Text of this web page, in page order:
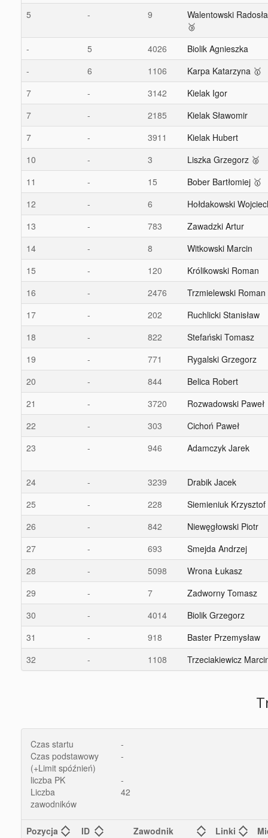
5 - 9
Walentowski
🥉
-
5 4026
Biolik Agnieszka
-
6 1106
Karpa Katarzyna 🥇
7
- 3142
Kielak Igor
7
- 2185
Kielak Sławomir
7
- 3911
Kielak Hubert
10
- 3
Liszka Grzegorz 🥈
11
- 15
Bober Bartłomiej 🥇
12
- 6
Hołdakowski
13
- 783
Zawadzki Artur
14
- 8
Witkowski Marcin
15
- 120
Królikowski Roman
16
- 2476
Trzmielewski Roman
17
- 202
Ruchlicki Stanisław
18
- 822
Stefański Tomasz
19
- 771
Rygalski Grzegorz
20
- 844
Belica Robert
21
- 3720
Rozwadowski Paweł
22
- 303
Cichoń Paweł
23
- 946 Adamczyk Jarek
24 - 3239
Drabik Jacek
25
- 228
Siemieniuk Krzysztof
26
- 842
Niewęgłowski Piotr
27
- 693
Smejda Andrzej
28
- 5098
Wrona Łukasz
29
- 7
Zadworny Tomasz
30
- 4014
Biolik Grzegorz
31
- 918
Baster Przemysław
32
- 1108 Trzeciakiewicz
Czas startu
-
Czas podstawowy
(+Limit spóźnień)
-
liczba PK
-
Liczba
zawodników
42
Pozycja ID Zawodnik Linki